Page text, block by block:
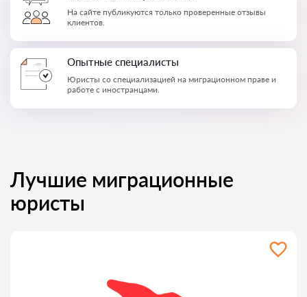
На сайте публикуются только проверенные отзывы
клиентов.
Опытные специалисты
Юристы со специализацией на миграционном праве и
работе с иностранцами.
Лучшие миграционные
юристы